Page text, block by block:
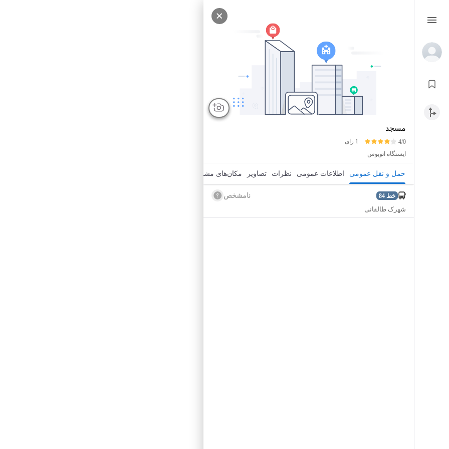
مسجد
4/0
1 رای
ایستگاه اتوبوس
حمل و نقل عمومی اطلاعات عمومی نظرات تصاویر مکان‌های مشابه
خط 84
نامشخص
شهرک طالقانی